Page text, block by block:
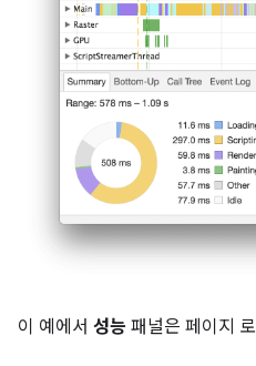
이 예에서 성능 패널은 페이지